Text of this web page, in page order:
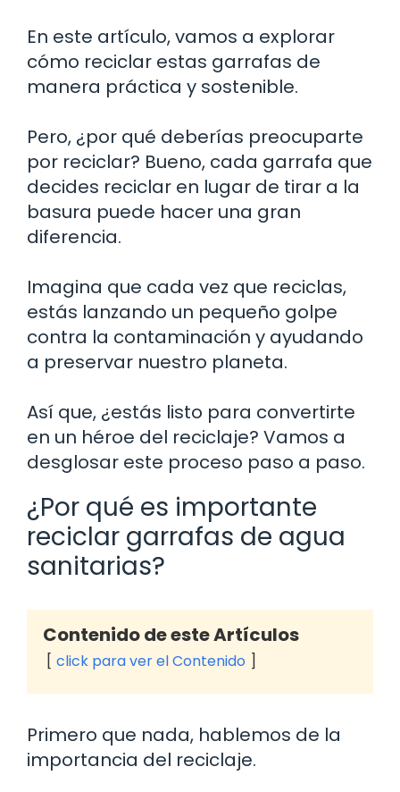
En este artículo, vamos a explorar
cómo reciclar estas garrafas de
manera práctica y sostenible.
Pero, ¿por qué deberías preocuparte
por reciclar? Bueno, cada garrafa que
decides reciclar en lugar de tirar a la
basura puede hacer una gran
diferencia.
Imagina que cada vez que reciclas,
estás lanzando un pequeño golpe
contra la contaminación y ayudando
a preservar nuestro planeta.
Así que, ¿estás listo para convertirte
en un héroe del reciclaje? Vamos a
desglosar este proceso paso a paso.
¿Por qué es importante
reciclar garrafas de agua
sanitarias?
Contenido de este Artículos
click para ver el Contenido
Primero que nada, hablemos de la
importancia del reciclaje.